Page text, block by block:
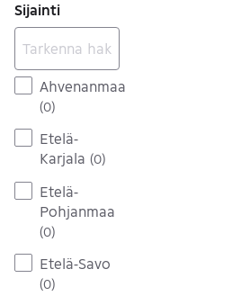
Sijainti
Ahvenanmaa
(0)
Etelä-
Karjala (0)
Etelä-
Pohjanmaa
(0)
Etelä-Savo
(0)